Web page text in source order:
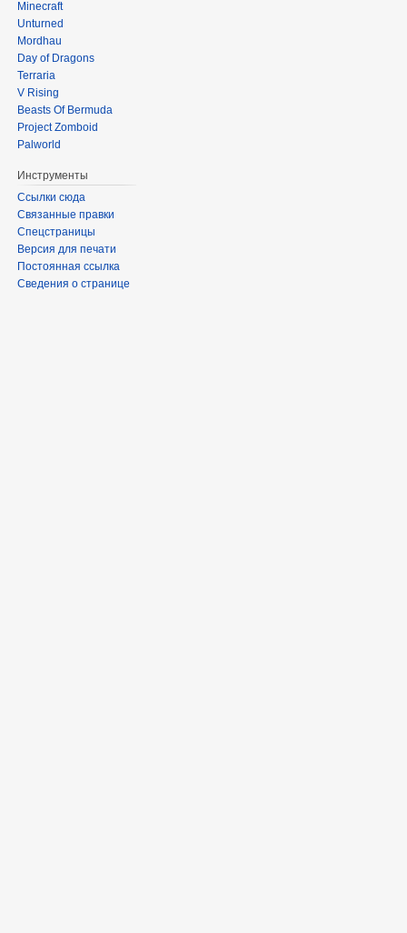
Minecraft
Unturned
Mordhau
Day of Dragons
Terraria
V Rising
Beasts Of Bermuda
Project Zomboid
Palworld
Инструменты
Ссылки сюда
Связанные правки
Спецстраницы
Версия для печати
Постоянная ссылка
Сведения о странице